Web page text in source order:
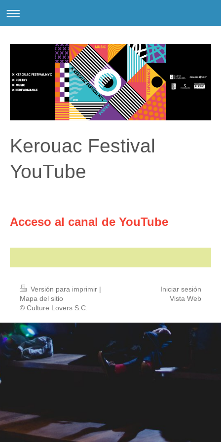
Kerouac Festival
YouTube
Acceso al canal de YouTube
Versión para imprimir |
Mapa del sitio
© Culture Lovers S.C.
Iniciar sesión
Vista Web